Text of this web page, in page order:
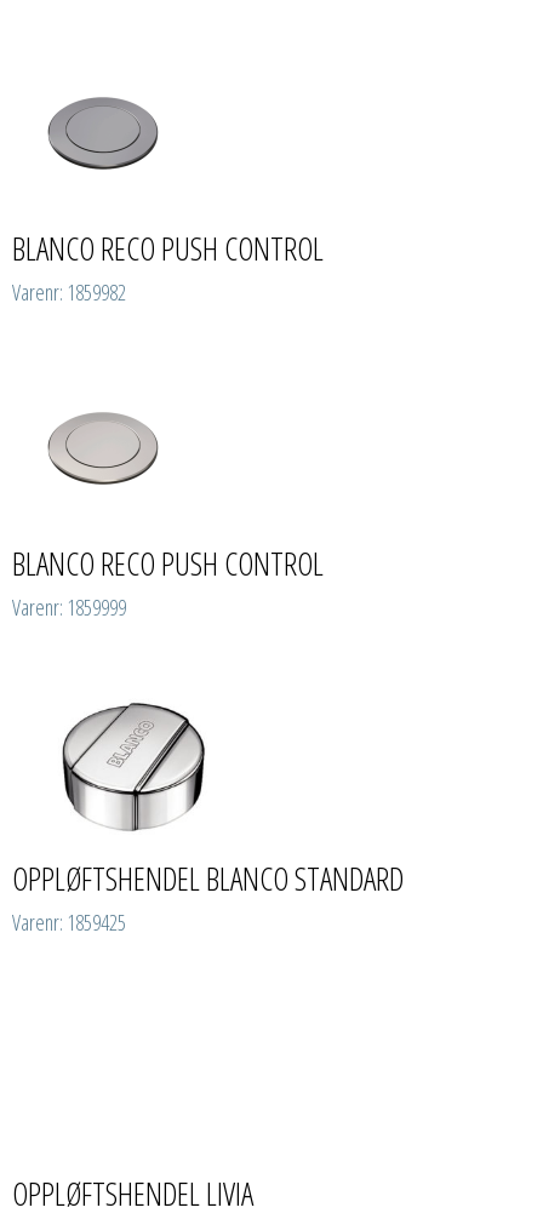
BLANCO RECO PUSH CONTROL
Varenr: 1859982
BLANCO RECO PUSH CONTROL
Varenr: 1859999
OPPLØFTSHENDEL BLANCO STANDARD
Varenr: 1859425
OPPLØFTSHENDEL LIVIA